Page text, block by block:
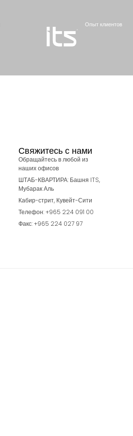
Опыт клиентов
Свяжитесь с нами
Обращайтесь в любой из
наших офисов
ШТАБ-КВАРТИРА: Башня ITS,
Мубарак Аль
Кабир-стрит, Кувейт-Сити
Телефон: +965 224 091 00
Факс: +965 224 027 97